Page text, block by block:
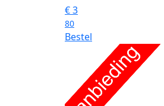
€3
80
Bestel